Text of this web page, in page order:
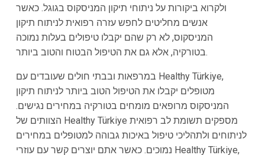
ולקרוא ביקורות על ניתוחי תיקון המניסקוס בגוגל. כאשר
אנשים מחליטים לחפש עזרה רפואית לניתוח תיקון
המניסקוס, לא רק שהם יקבלו טיפולים בעלות נמוכה
בטורקיה, אלא גם את הטיפול הבטוח והטוב ביותר.
במרפאות ובבתי חולים שעובדים עם Healthy Türkiye,
מטופלים יקבלו את הטיפול הטוב ביותר לניתוח תיקון
המניסקוס מרופאים מומחים בטורקיה במחירים נגישים.
הצוותים של Healthy Türkiye מספקים תשומת לב רפואית
לניתוחים ולתהליכי טיפול באיכות גבוהה למטופלים במחירים
נמוכים. כאשר אתם יוצרים קשר עם עוזרי Healthy Türkiye,